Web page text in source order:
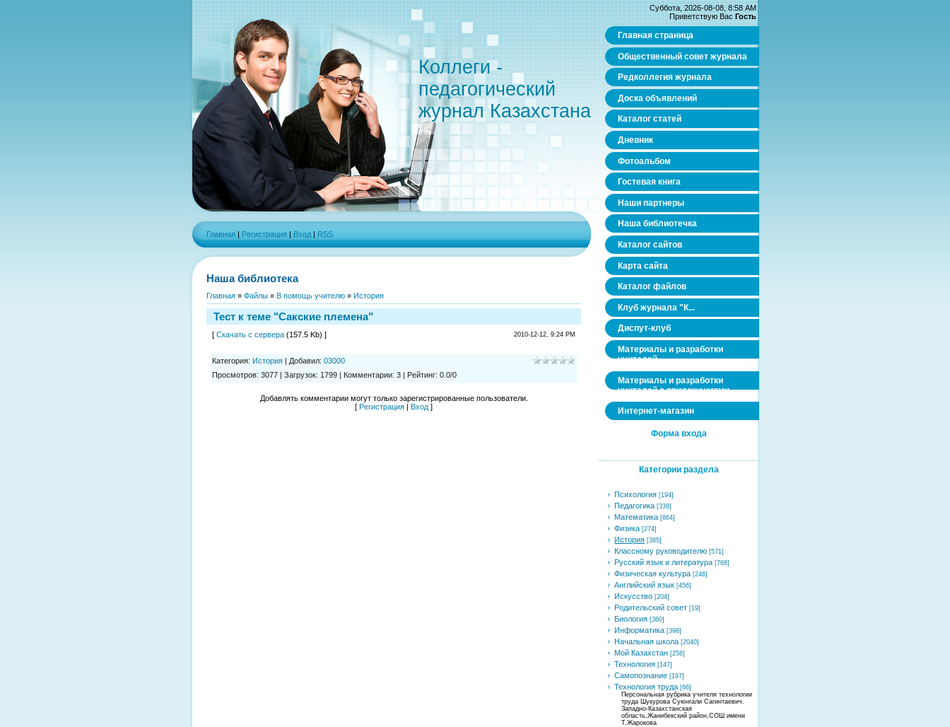
Коллеги -
педагогический
журнал Казахстана
Главная | Регистрация | Вход | RSS
Наша библиотека
Главная » Файлы » В помощь учителю » История
Тест к теме "Сакские племена"
[ Скачать с сервера (157.5 Kb) ] 2010-12-12, 9:24 PM
Категория: История | Добавил: 03000
Просмотров: 3077 | Загрузок: 1799 | Комментарии: 3 | Рейтинг: 0.0/0
Добавлять комментарии могут только зарегистрированные пользователи.
[ Регистрация | Вход ]
Суббота, 2026-08-08, 8:58 AM
Приветствую Вас Гость
Главная страница
Общественный совет журнала
Редколлегия журнала
Доска объявлений
Каталог статей
Дневник
Фотоальбом
Гостевая книга
Наши партнеры
Наша библиотечка
Каталог сайтов
Карта сайта
Каталог файлов
Клуб журнала "К...
Диспут-клуб
Материалы и разработки
учителей
Материалы и разработки
учителей с приложениями
Интернет-магазин
Форма входа
Категории раздела
Психология [194]
Педагогика [338]
Математика [864]
Физика [274]
История [385]
Классному руководителю [571]
Русский язык и литература [768]
Физическая культура [246]
Английский язык [456]
Искусство [204]
Родительский совет [19]
Биология [360]
Информатика [398]
Начальная школа [2040]
Мой Казахстан [258]
Технология [147]
Самопознание [197]
Технология труда [66]
Персональная рубрика учителя технологии
труда Шукурова Суюнгали Сагинтаевич.
Западно-Казахстанская
область,Жанибекский район,СОШ имени
Т.Жарокова